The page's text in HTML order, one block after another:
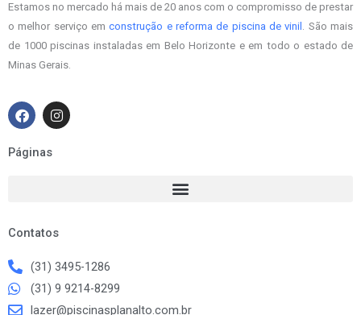
Estamos no mercado há mais de 20 anos com o compromisso de prestar
o melhor serviço emconstrução e reforma de piscina de vinil . São mais
de 1000 piscinas instaladas em Belo Horizonte e em todo o estado de
Minas Gerais.
F
a
e
b
I
n
Páginas
Contatos
(31) 3495-1286
(31) 9 9214-8299
lazer@piscinasplanalto.com.br